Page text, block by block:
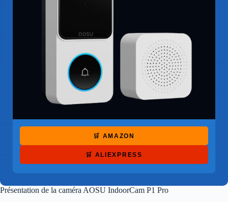
🛒 AMAZON
🛒 ALIEXPRESS
Présentation de la caméra AOSU IndoorCam P1 Pro